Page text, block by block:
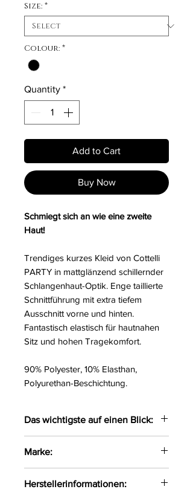
Size: *
Colour: *
Quantity *
Add to Cart
Buy Now
Schmiegt sich an wie eine zweite
Haut!
Trendiges kurzes Kleid von Cottelli
PARTY in mattglänzend schillernder
Schlangenhaut-Optik. Enge taillierte
Schnittführung mit extra tiefem
Ausschnitt vorne und hinten.
Fantastisch elastisch für hautnahen
Sitz und hohen Tragekomfort.
90% Polyester, 10% Elasthan,
Polyurethan-Beschichtung.
Das wichtigste auf einen Blick:
Schlangenhaut-Optik
Vorne und hinten extra tiefer
Ausschnitt
Marke:
Herstellerinformationen: